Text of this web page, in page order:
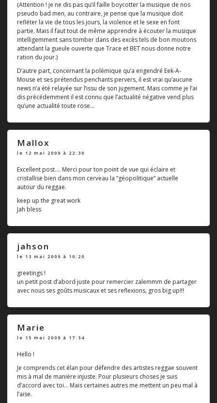
(Attention ! je ne dis pas qu’il faille boycotter la musique de nos
pseudo bad men, au contraire, je pense que la musique doit
refléter la vie de tous les jours, la violence et le sexe en font
partie. Mais il faut tout de même apprendre à écouter la musique
intelligemment sans tomber dans des excès tels de bon moutons
attendant la gueule ouverte que Trace et BET nous donne notre
ration du jour.)
D’autre part, concernant la polémique qu’a engendré Eek-A-
Mouse et ses prétendus penchants pervers, il est vrai qu’aucune
news n’a été relayée sur l’issu de son jugement. Mais comme je l’ai
dis précédemment il est connu que l’actualité négative vend plus
qu’une actualité toute rose...
Mallox
le 12 mai 2009 à 22:30
Excellent post.... Merci pour ton point de vue qui éclaire et
cristallise bien dans mon cerveau la “géopolitique” actuelle
autour du reggae.
keep up the great work
Jah bless
jahson
le 13 mai 2009 à 10:20
greetings !
un petit post d’abord juste pour remercier zalemmm de partager
avec nous ses goûts musicaux et ses reflexions, gros big up!!!
Marie
le 15 mai 2009 à 17:34
Hello !
Je comprends cet élan pour défendre des artistes reggae souvent
mis à mal de manière injuste. Pour plusieurs choses je suis
d’accord avec toi… Mais certaines autres me mettent un peu mal à
l’aise.